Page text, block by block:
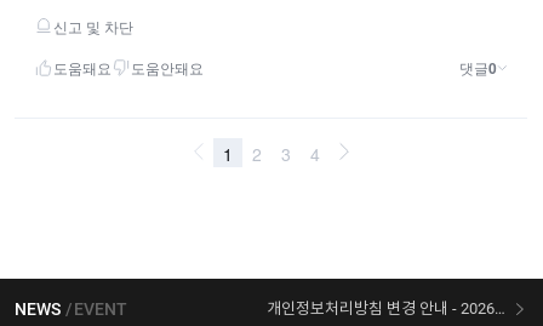
NEWS EVENT 개인정보처리방침 변경 안내 - 2026/07/30 시행